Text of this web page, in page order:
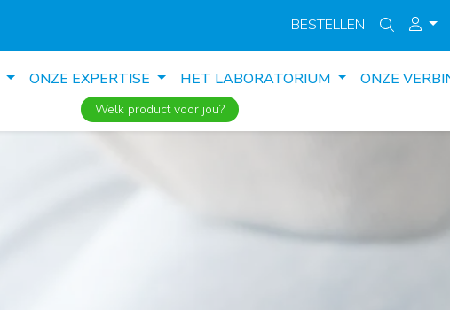
BESTELLEN
ONZE EXPERTISE HET LABORATORIUM ONZE
Welk product voor jou?